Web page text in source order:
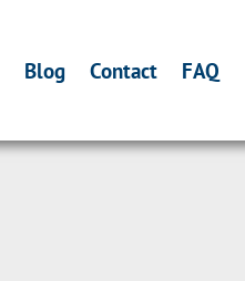
Blog Contact FAQ